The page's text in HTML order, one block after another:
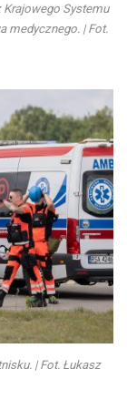
Krajowego Systemu
medycznego. | Fot.
| Fot. Łukasz